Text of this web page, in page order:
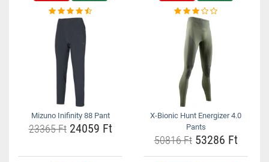
Mizuno Inifinity 88 Pant
23365 Ft24059 Ft
X-Bionic Hunt Energizer 4.0
Pants
50816 Ft53286 Ft